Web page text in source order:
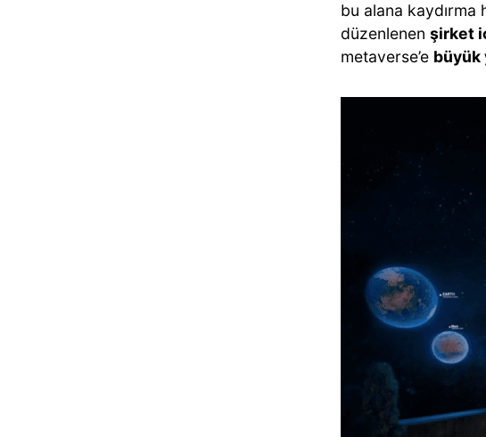
bu alana kaydırma
düzenlenen şirket
metaverse’e büyük